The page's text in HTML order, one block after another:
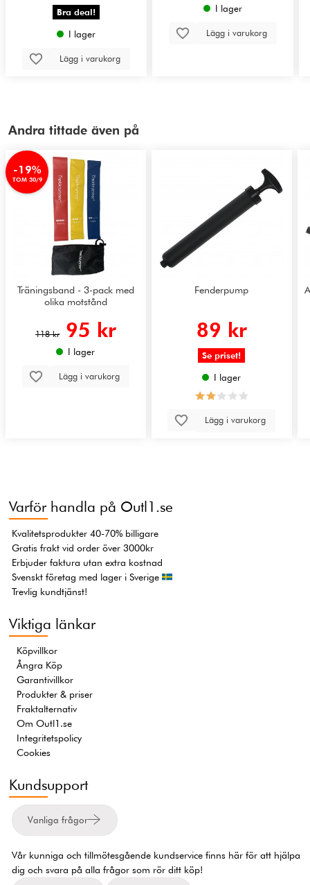
Bra deal!
I lager
Lägg i varukorg
I lager
Lägg i varukorg
Andra tittade även på
-19%
TOM 30/9
Träningsband - 3-pack med
olika motstånd
118 kr 95 kr
I lager
Lägg i varukorg
Fenderpump
89 kr
Se priset!
I lager
Lägg i varukorg
Varför handla på Outl1.se
Kvalitetsprodukter 40-70% billigare
Gratis frakt vid order över 3000kr
Erbjuder faktura utan extra kostnad
Svenskt företag med lager i Sverige
Trevlig kundtjänst!
Viktiga länkar
Köpvillkor
Ångra Köp
Garantivillkor
Produkter & priser
Fraktalternativ
Om Outl1.se
Integritetspolicy
Cookies
Kundsupport
Vanliga frågor
Vår kunniga och tillmötesgående kundservice finns här för att hjälpa
dig och svara på alla frågor som rör ditt köp!